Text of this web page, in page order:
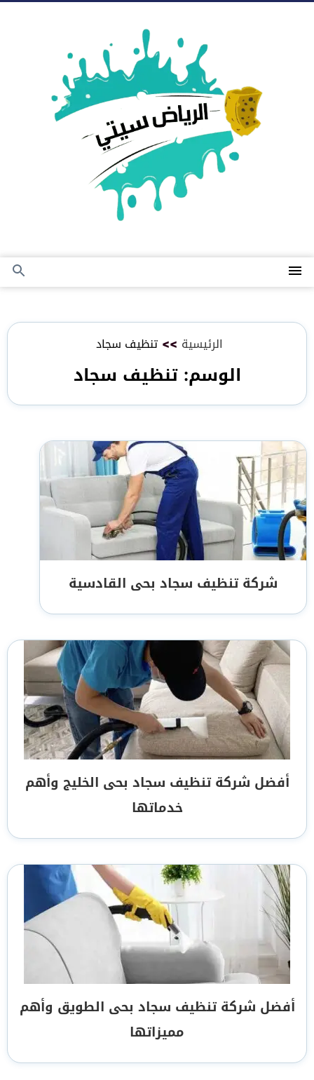
القائمة
بحث
الرئيسية >> تنظيف سجاد
الوسم:تنظيف سجاد
شركة تنظيف سجاد بحى القادسية
أفضل شركة تنظيف سجاد بحى الخليج وأهم
خدماتها
أفضل شركة تنظيف سجاد بحى الطويق وأهم
مميزاتها